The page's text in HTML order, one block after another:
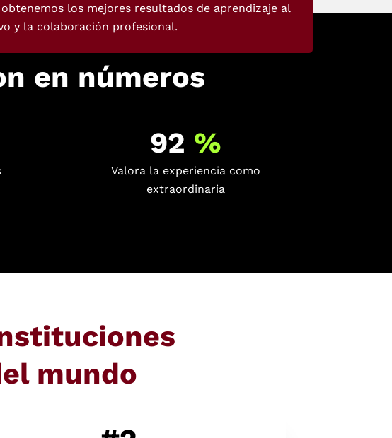
los mejores resultados de aprendizaje al
y la colaboración profesional.
en números
92 %
Valora la experiencia como
extraordinaria
mundo